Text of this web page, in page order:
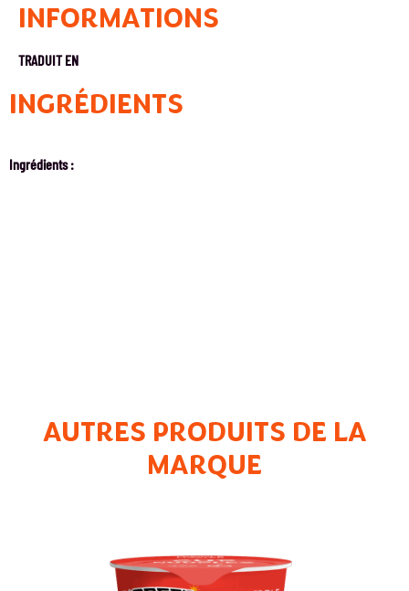
INFORMATIONS
TRADUIT EN
INGRÉDIENTS
Ingrédients :
AUTRES PRODUITS DE LA
MARQUE